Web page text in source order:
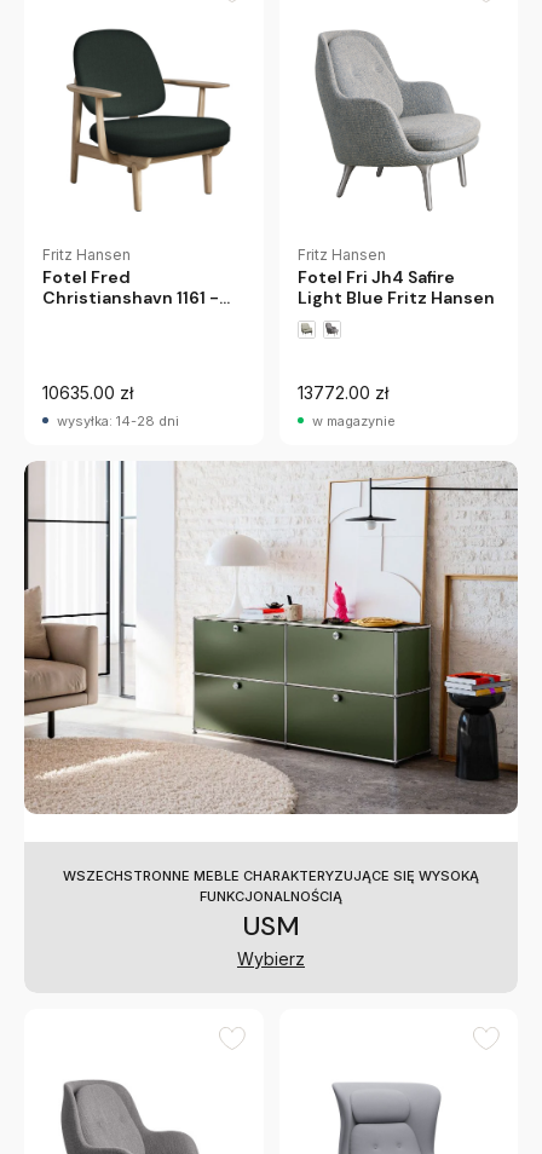
Fritz Hansen
Fotel Fred
Christianshavn 1161 -
10635.00 zł
wysyłka: 14-28 dni
WSZECHSTRONNE MEBLE CHARAKTERYZUJĄCE SIĘ WYSOKĄ
FUNKCJONALNOŚCIĄ
USM
Wybierz
Fritz Hansen
Fotel Fri Jh4 Safire
Light Blue Fritz Hansen
13772.00 zł
w magazynie